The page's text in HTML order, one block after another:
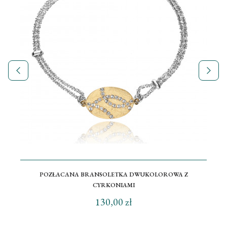
POZŁACANA BRANSOLETKA DWUKOLOROWA Z
CYRKONIAMI
130,00 zł